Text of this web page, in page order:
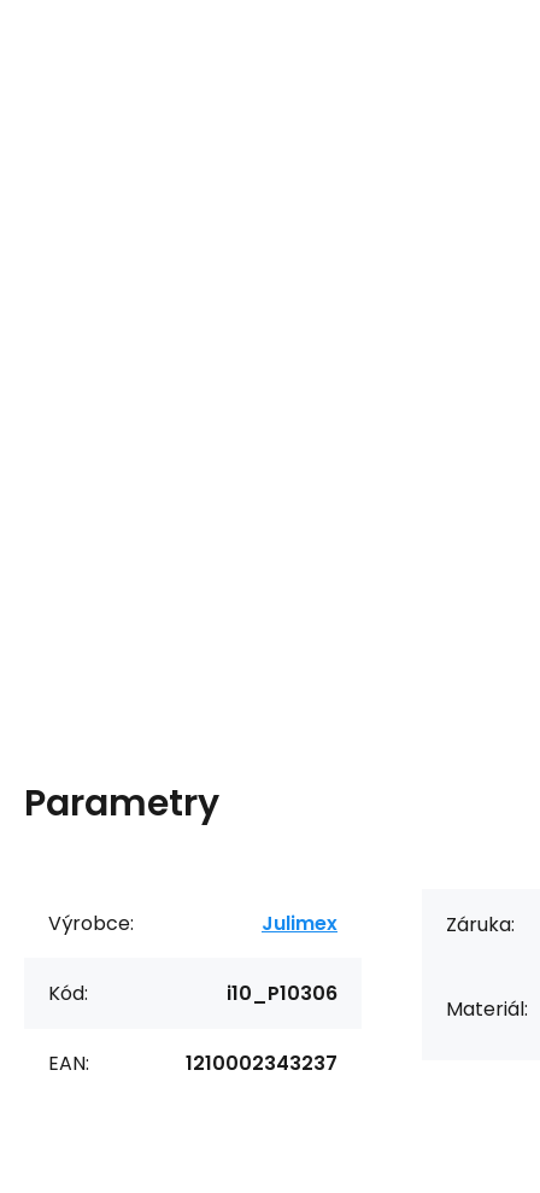
Parametry
Výrobce: Julimex
Kód: i10_P10306
EAN: 1210002343237
Záruka:
Materiál: